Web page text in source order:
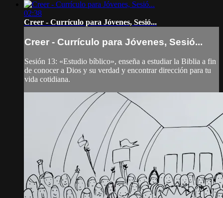
02:38
Creer - Currículo para Jóvenes, Sesió...
Creer - Currículo para Jóvenes, Sesió...
Sesión 13: «Estudio bíblico», enseña a estudiar la Biblia a fin
de conocer a Dios y su verdad y encontrar dirección para tu
vida cotidiana.